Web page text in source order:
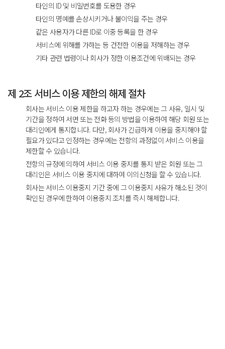
타인의 ID 및 비밀번호를 도용한 경우
타인의 명예를 손상시키거나 불이익을 주는 경우
같은 사용자가 다른 ID로 이중 등록을 한 경우
서비스에 위해를 가하는 등 건전한 이용을 저해하는 경우
기타 관련 법령이나 회사가 정한 이용조건에 위배되는 경우
제 2조 서비스 이용 제한의 해제 절차
회사는 서비스 이용 제한을 하고자 하는 경우에는 그 사유, 일시 및
기간을 정하여 서면 또는 전화 등의 방법을 이용하여 해당 회원 또는
대리인에게 통지합니다. 다만, 회사가 긴급하게 이용을 중지해야 할
필요가 있다고 인정하는 경우에는 전항의 과정없이 서비스 이용을
제한할 수 있습니다.
전항의 규정에 의하여 서비스 이용 중지를 통지 받은 회원 또는 그
대리인은 서비스 이용 중지에 대하여 이의신청을 할 수 있습니다.
회사는 서비스 이용중지 기간 중에 그 이용중지 사유가 해소된 것이
확인된 경우에 한하여 이용중지 조치를 즉시 해제합니다.